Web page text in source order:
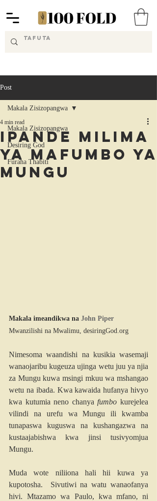
Post
Makala Zisizopangwa
Desiring God
Furaha Thabiti
Makala Zisizopangwa
Ipande Milima
ya Mafumbo ya
Mungu
4 min read
Makala imeandikwa na John Piper
Mwanzilishi na Mwalimu, desiringGod.org
Nimesoma waandishi na kusikia wasemaji
wanaojaribu kugeuza ujinga wetu juu ya njia
za Mungu kuwa msingi mkuu wa mshangao
wetu na ibada. Kwa kawaida hufanya hivyo
kwa kutumia neno chanya fumbo kurejelea
vilindi na urefu wa Mungu ili kwamba
tunapaswa kuguswa na kushangazwa na
kustaajabishwa kwa jinsi tusivyomjua
Mungu.
Muda wote niliiona hali hii kuwa ya
kupotosha.  Sivutiwi na watu wanaofanya
hivi. Mtazamo wa Paulo, kwa mfano, ni